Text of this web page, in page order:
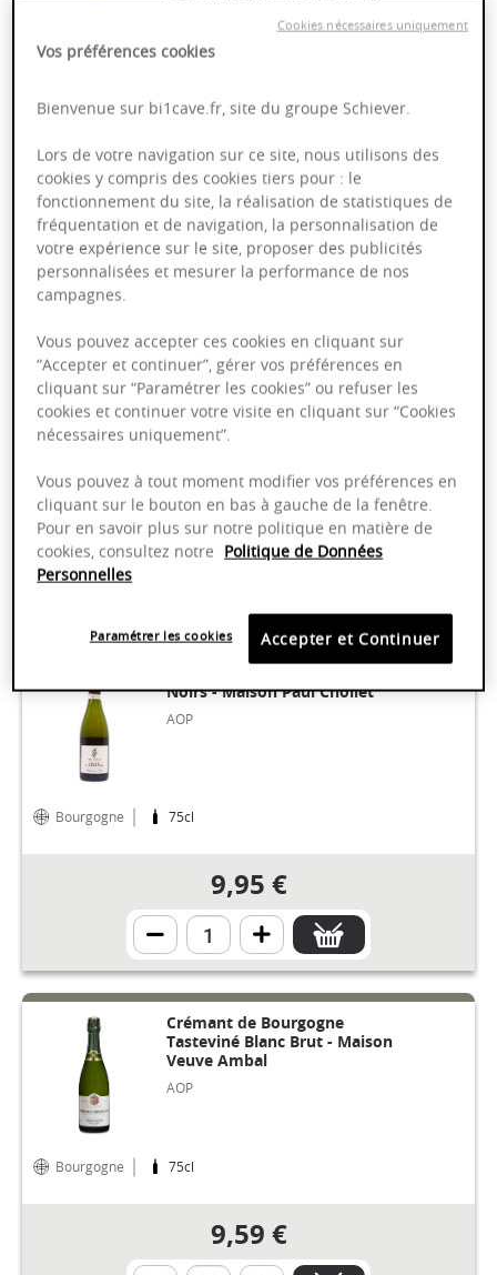
Bourgogne 75cl
9,79 €
Millésimé Blanc Brut - Maison
Veuve Ambal
AOP
9,75 €
Noirs - Maison Paul Chollet
AOP
Bourgogne 75cl
9,95 €
Crémant de Bourgogne
Tasteviné Blanc Brut - Maison
Veuve Ambal
AOP
Bourgogne 75cl
9,59 €
Vos préférences cookies
Bienvenue sur bi1cave.fr, site du groupe Schiever.
Lors de votre navigation sur ce site, nous utilisons des
cookies y compris des cookies tiers pour : le
fonctionnement du site, la réalisation de statistiques de
fréquentation et de navigation, la personnalisation de
votre expérience sur le site, proposer des publicités
personnalisées et mesurer la performance de nos
campagnes.
Vous pouvez accepter ces cookies en cliquant sur
“Accepter et continuer”, gérer vos préférences en
cliquant sur “Paramétrer les cookies” ou refuser les
cookies et continuer votre visite en cliquant sur “Cookies
nécessaires uniquement”.
Vous pouvez à tout moment modifier vos préférences en
cliquant sur le bouton en bas à gauche de la fenêtre.
Pour en savoir plus sur notre politique en matière de
cookies, consultez notre Politique de Données
Personnelles
Accepter et Continuer
Paramétrer les cookies
Cookies nécessaires uniquement